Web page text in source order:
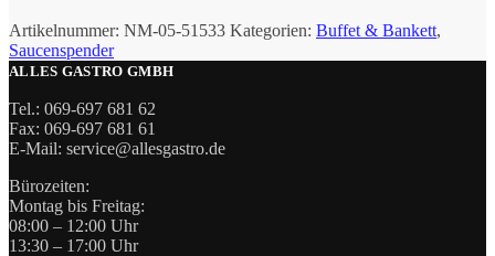
Artikelnummer: NM-05-51533 Kategorien: Buffet & Bankett,
Saucenspender
ALLES GASTRO GMBH
Tel.: 069-697 681 62
Fax: 069-697 681 61
E-Mail: service@allesgastro.de
Bürozeiten:
Montag bis Freitag:
08:00 – 12:00 Uhr
13:30 – 17:00 Uhr